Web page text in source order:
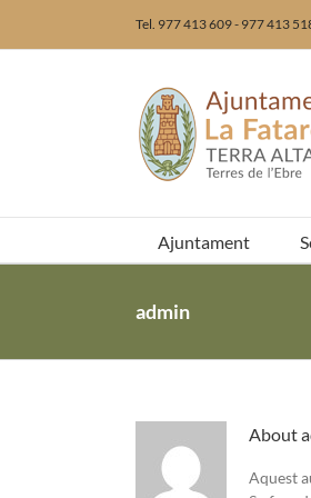
Tel. 977 413 609 - 977 413
Ajuntament
admin
About
Aquest